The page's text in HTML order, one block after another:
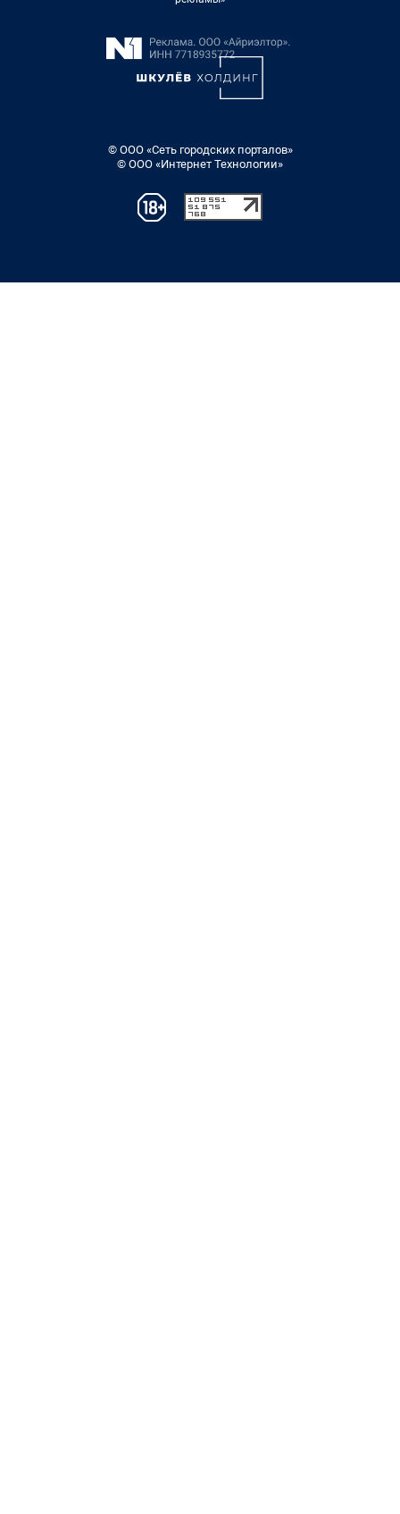
© ООО «Сеть городских порталов»
© ООО «Интернет Технологии»